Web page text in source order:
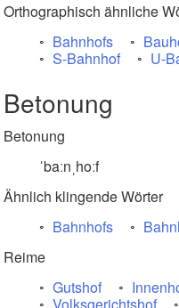
Orthographisch ähnliche
Bahnhofs
S-Bahnhof
U-
Betonung
Betonung
ˈbaːnˌhoːf
Ähnlich klingende Wörter
Bahnhofs
Reime
Gutshof